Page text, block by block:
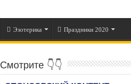
Эзотерика Праздники 2020
Смотрите 👇👇